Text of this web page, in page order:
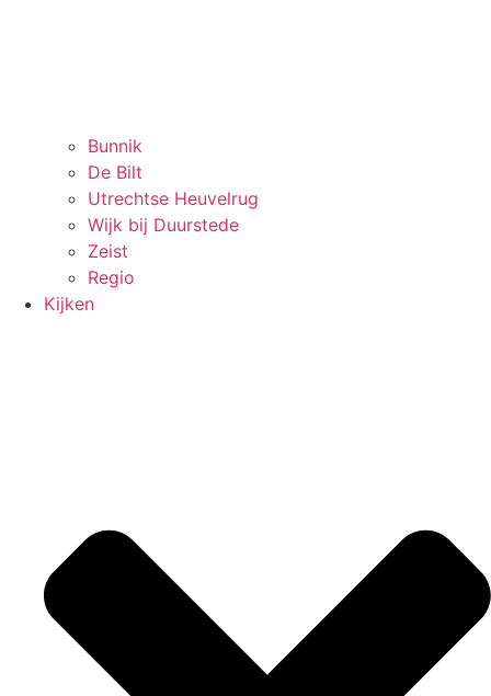
Bunnik
De Bilt
Utrechtse Heuvelrug
Wijk bij Duurstede
Zeist
Regio
Kijken